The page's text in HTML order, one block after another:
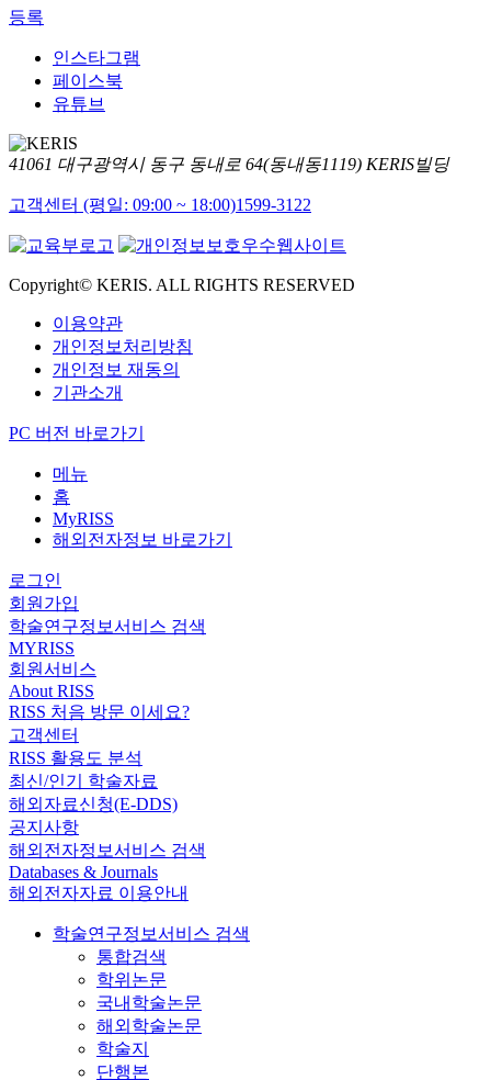
등록
인스타그램
페이스북
유튜브
41061 대구광역시 동구 동내로 64(동내동1119) KERIS빌딩
고객센터 (평일: 09:00 ~ 18:00)1599-3122
Copyright© KERIS. ALL RIGHTS RESERVED
이용약관
개인정보처리방침
개인정보 재동의
기관소개
PC 버전 바로가기
메뉴
홈
MyRISS
해외전자정보 바로가기
로그인
회원가입
학술연구정보서비스 검색
MYRISS
회원서비스
About RISS
RISS 처음 방문 이세요?
고객센터
RISS 활용도 분석
최신/인기 학술자료
해외자료신청(E-DDS)
공지사항
해외전자정보서비스 검색
Databases & Journals
해외전자자료 이용안내
학술연구정보서비스 검색
통합검색
학위논문
국내학술논문
해외학술논문
학술지
단행본